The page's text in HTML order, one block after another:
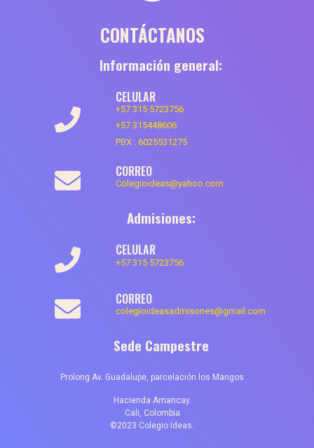
CONTÁCTANOS
Información general:
CELULAR
+57 315 5723756
+57 315448606
PBX : 6025531275
CORREO
Colegioideas@yahoo.com
Admisiones:
CELULAR
+57 315 5723756
CORREO
colegioideasadmisones@gmail.com
Sede Campestre
Prolong Av. Guadalupe, parcelación los Mangos
Hacienda Amancay.
Cali, Colombia
©2023 Colegio Ideas.